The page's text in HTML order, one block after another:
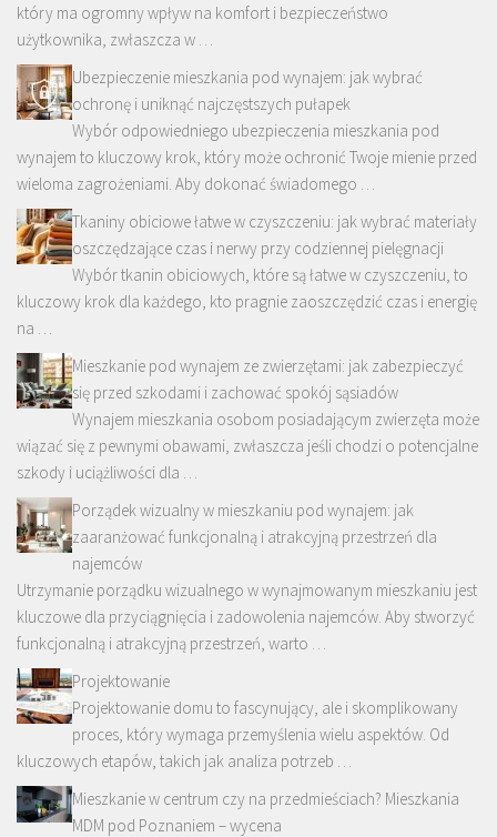
który ma ogromny wpływ na komfort i bezpieczeństwo
użytkownika, zwłaszcza w …
Ubezpieczenie mieszkania pod wynajem: jak wybrać
ochronę i uniknąć najczęstszych pułapek
Wybór odpowiedniego ubezpieczenia mieszkania pod
wynajem to kluczowy krok, który może ochronić Twoje mienie przed
wieloma zagrożeniami. Aby dokonać świadomego …
Tkaniny obiciowe łatwe w czyszczeniu: jak wybrać materiały
oszczędzające czas i nerwy przy codziennej pielęgnacji
Wybór tkanin obiciowych, które są łatwe w czyszczeniu, to
kluczowy krok dla każdego, kto pragnie zaoszczędzić czas i energię
na …
Mieszkanie pod wynajem ze zwierzętami: jak zabezpieczyć
się przed szkodami i zachować spokój sąsiadów
Wynajem mieszkania osobom posiadającym zwierzęta może
wiązać się z pewnymi obawami, zwłaszcza jeśli chodzi o potencjalne
szkody i uciążliwości dla …
Porządek wizualny w mieszkaniu pod wynajem: jak
zaaranżować funkcjonalną i atrakcyjną przestrzeń dla
najemców
Utrzymanie porządku wizualnego w wynajmowanym mieszkaniu jest
kluczowe dla przyciągnięcia i zadowolenia najemców. Aby stworzyć
funkcjonalną i atrakcyjną przestrzeń, warto …
Projektowanie
Projektowanie domu to fascynujący, ale i skomplikowany
proces, który wymaga przemyślenia wielu aspektów. Od
kluczowych etapów, takich jak analiza potrzeb …
Mieszkanie w centrum czy na przedmieściach? Mieszkania
MDM pod Poznaniem – wycena